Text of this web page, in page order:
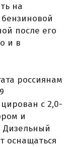
на
после его
и в
россиянам
с 2,0-
и
Дизельный
оснащаться